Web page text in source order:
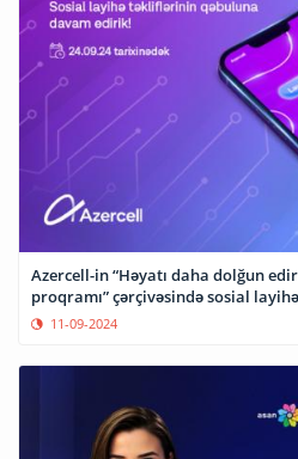
Azercell-in “Həyatı daha dolğun
proqramı” çərçivəsində sosial
11-09-2024